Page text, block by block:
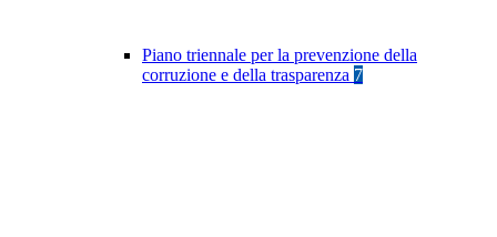
Piano triennale per la prevenzione della
corruzione e della trasparenza 7